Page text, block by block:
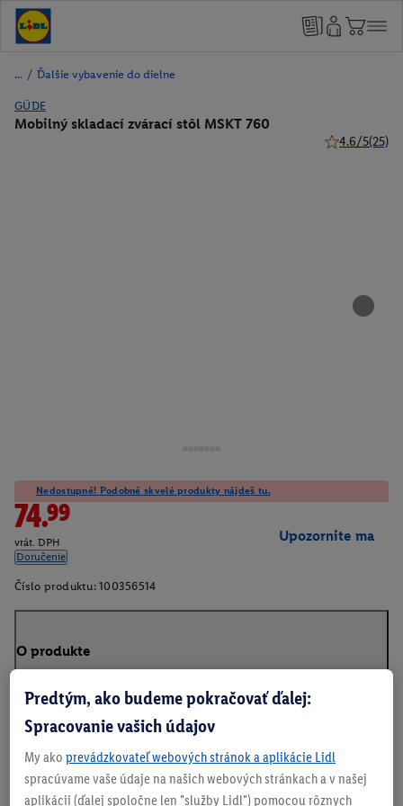
/ Ďalšie vybavenie do dielne
GÜDE
Mobilný skladací zvárací stôl MSKT 760
4.6/5(25)
Nedostupné! Podobné skvelé produkty nájdeš tu.
74.99
vrát. DPH
Doručenie
Upozornite ma
Číslo produktu: 100356514
O produkte
Predtým, ako budeme pokračovať ďalej:
Spracovanie vašich údajov
My ako prevádzkovateľ webových stránok a aplikácie Lidl
spracúvame vaše údaje na našich webových stránkach a v našej
aplikácii (ďalej spoločne len "služby Lidl") pomocou rôznych